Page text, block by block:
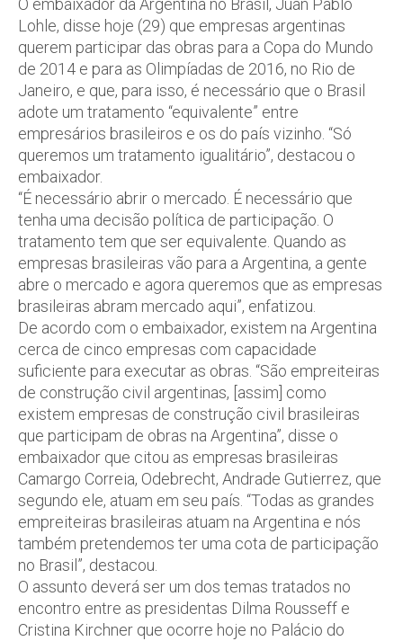
O embaixador da Argentina no Brasil, Juan Pablo
Lohle, disse hoje (29) que empresas argentinas
querem participar das obras para a Copa do Mundo
de 2014 e para as Olimpíadas de 2016, no Rio de
Janeiro, e que, para isso, é necessário que o Brasil
adote um tratamento “equivalente” entre
empresários brasileiros e os do país vizinho. “Só
queremos um tratamento igualitário”, destacou o
embaixador.
“É necessário abrir o mercado. É necessário que
tenha uma decisão política de participação. O
tratamento tem que ser equivalente. Quando as
empresas brasileiras vão para a Argentina, a gente
abre o mercado e agora queremos que as empresas
brasileiras abram mercado aqui”, enfatizou.
De acordo com o embaixador, existem na Argentina
cerca de cinco empresas com capacidade
suficiente para executar as obras. “São empreiteiras
de construção civil argentinas, [assim] como
existem empresas de construção civil brasileiras
que participam de obras na Argentina”, disse o
embaixador que citou as empresas brasileiras
Camargo Correia, Odebrecht, Andrade Gutierrez, que
segundo ele, atuam em seu país. “Todas as grandes
empreiteiras brasileiras atuam na Argentina e nós
também pretendemos ter uma cota de participação
no Brasil”, destacou.
O assunto deverá ser um dos temas tratados no
encontro entre as presidentas Dilma Rousseff e
Cristina Kirchner que ocorre hoje no Palácio do